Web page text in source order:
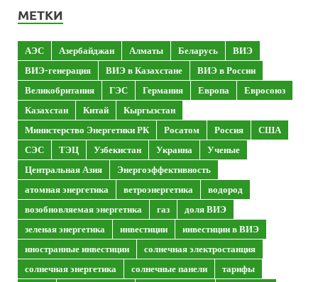
МЕТКИ
АЭС Азербайджан Алматы Беларусь
ВИЭ
ВИЭ-генерация
ВИЭ в Казахстане
ВИЭ в России
Великобритания
ГЭС Германия Европа
Евросоюз
Казахстан
Китай
Кыргызстан
Министерство Энергетики РК
Росатом Россия
США
СЭС
ТЭЦ Узбекистан Украина
Ученые
Центральная Азия
Энергоэффективность
атомная энергетика
ветроэнергетика
водород
возобновляемая энергетика
газ
доля ВИЭ
зеленая энергетика
инвестиции
инвестиции в ВИЭ
иностранные инвестиции
солнечная электростанция
солнечная энергетика
солнечные панели
тарифы